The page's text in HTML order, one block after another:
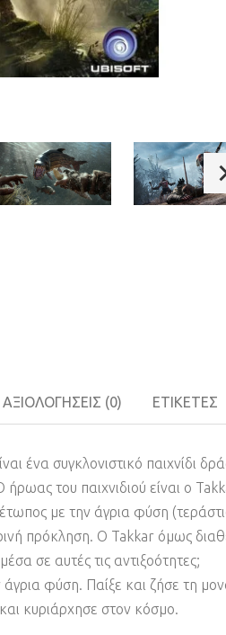
ΑΞΙΟΛΟΓΉΣΕΙΣ (0) ΕΤΙΚΈΤΕΣ
ένα συγκλονιστικό παιχνίδι
του παιχνιδιού είναι ο
με την άγρια φύση
πρόκληση. Ο Takkar όμως
σε αυτές τις αντιξοότητες;
φύση. Παίξε και ζήσε τη
κυριάρχησε στον κόσμο.